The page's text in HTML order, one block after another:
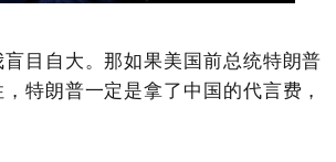
目自大。那如果美国前总统特朗普
特朗普一定是拿了中国的代言费，